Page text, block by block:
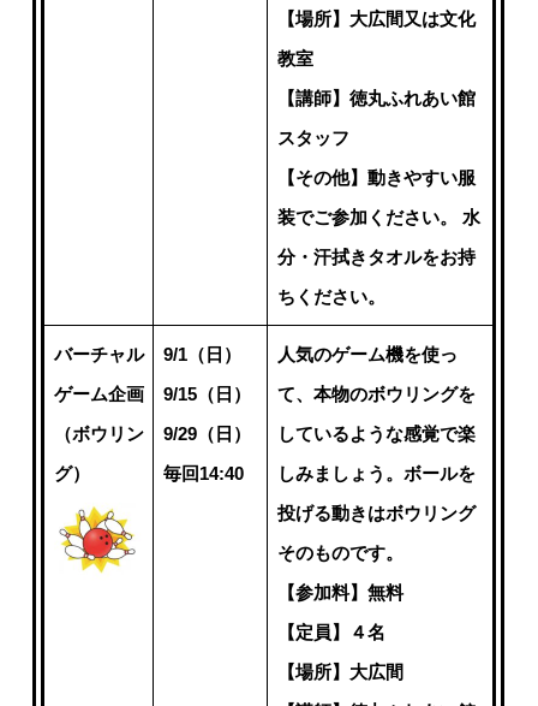
【場所】大広間又は文化
教室
【講師】徳丸ふれあい館
スタッフ
【その他】動きやすい服
装でご参加ください。 水
分・汗拭きタオルをお持
ちください。
バーチャル
ゲーム企画
（ボウリン
グ）
9/1（日）
9/15（日）
9/29（日）
毎回14:40
人気のゲーム機を使っ
て、本物のボウリングを
しているような感覚で楽
しみましょう。ボールを
投げる動きはボウリング
そのものです。
【参加料】無料
【定員】４名
【場所】大広間